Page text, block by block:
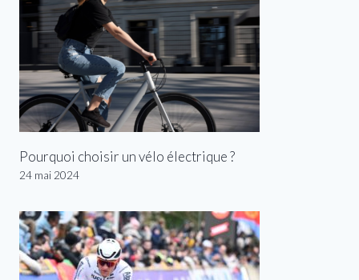
Pourquoi choisir un vélo électrique ?
24 mai 2024